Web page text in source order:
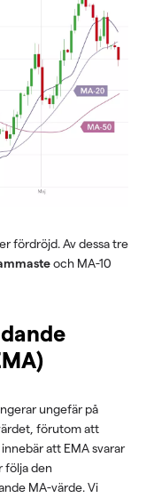
fördröjd. Av dessa tre
och MA-10
ungefär på
förutom att
att EMA svarar
följa den
MA-värde. Vi